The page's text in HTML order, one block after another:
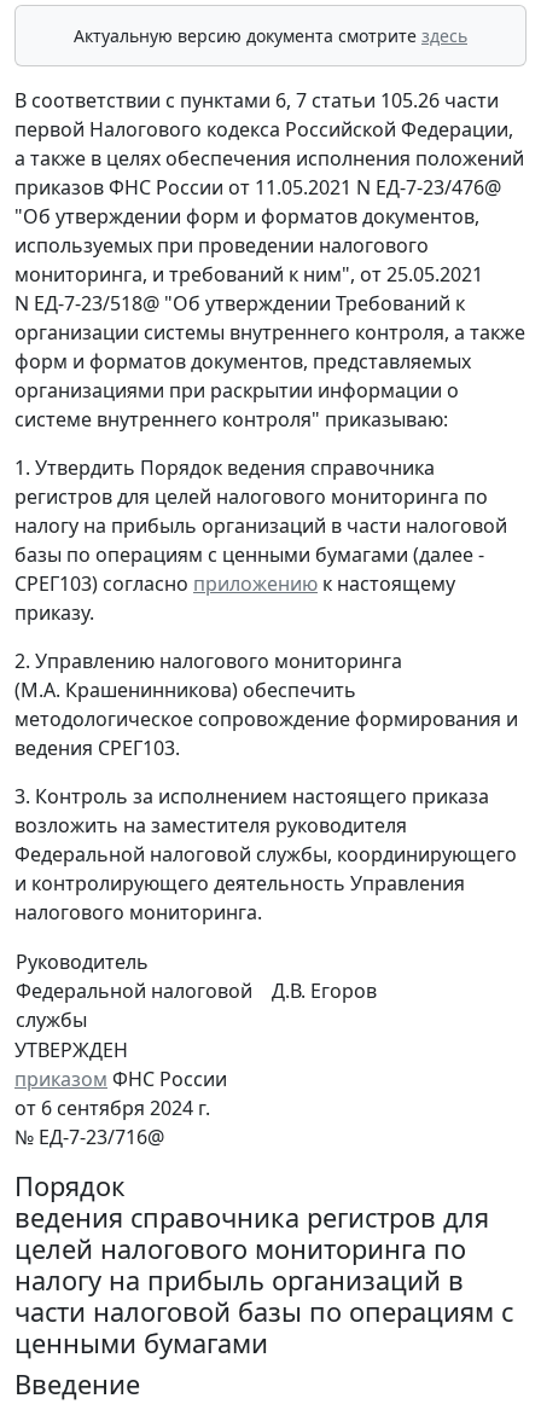
Актуальную версию документа смотрите здесь
В соответствии с пунктами 6, 7 статьи 105.26 части
первой Налогового кодекса Российской Федерации,
а также в целях обеспечения исполнения положений
приказов ФНС России от 11.05.2021 N ЕД-7-23/476@
"Об утверждении форм и форматов документов,
используемых при проведении налогового
мониторинга, и требований к ним", от 25.05.2021
N ЕД-7-23/518@ "Об утверждении Требований к
организации системы внутреннего контроля, а также
форм и форматов документов, представляемых
организациями при раскрытии информации о
системе внутреннего контроля" приказываю:
1. Утвердить Порядок ведения справочника
регистров для целей налогового мониторинга по
налогу на прибыль организаций в части налоговой
базы по операциям с ценными бумагами (далее -
СРЕГ103) согласно приложению к настоящему
приказу.
2. Управлению налогового мониторинга
(М.А. Крашенинникова) обеспечить
методологическое сопровождение формирования и
ведения СРЕГ103.
3. Контроль за исполнением настоящего приказа
возложить на заместителя руководителя
Федеральной налоговой службы, координирующего
и контролирующего деятельность Управления
налогового мониторинга.
Руководитель
Федеральной налоговой
службы
Д.В. Егоров
УТВЕРЖДЕН
приказом ФНС России
от 6 сентября 2024 г.
№ ЕД-7-23/716@
Порядок
ведения справочника регистров для
целей налогового мониторинга по
налогу на прибыль организаций в
части налоговой базы по операциям с
ценными бумагами
Введение